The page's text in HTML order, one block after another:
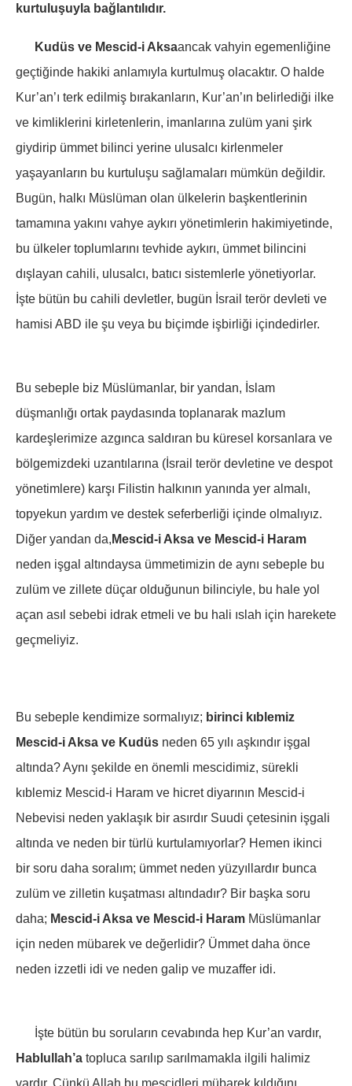
kurtuluşuyla bağlantılıdır.
Kudüs ve Mescid-i Aksaancak vahyin egemenliğine
geçtiğinde hakiki anlamıyla kurtulmuş olacaktır. O halde
Kur’an’ı terk edilmiş bırakanların, Kur’an’ın belirlediği ilke
ve kimliklerini kirletenlerin, imanlarına zulüm yani şirk
giydirip ümmet bilinci yerine ulusalcı kirlenmeler
yaşayanların bu kurtuluşu sağlamaları mümkün değildir.
Bugün, halkı Müslüman olan ülkelerin başkentlerinin
tamamına yakını vahye aykırı yönetimlerin hakimiyetinde,
bu ülkeler toplumlarını tevhide aykırı, ümmet bilincini
dışlayan cahili, ulusalcı, batıcı sistemlerle yönetiyorlar.
İşte bütün bu cahili devletler, bugün İsrail terör devleti ve
hamisi ABD ile şu veya bu biçimde işbirliği içindedirler.
Bu sebeple biz Müslümanlar, bir yandan, İslam
düşmanlığı ortak paydasında toplanarak mazlum
kardeşlerimize azgınca saldıran bu küresel korsanlara ve
bölgemizdeki uzantılarına (İsrail terör devletine ve despot
yönetimlere) karşı Filistin halkının yanında yer almalı,
topyekun yardım ve destek seferberliği içinde olmalıyız.
Diğer yandan da, Mescid-i Aksa ve Mescid-i Haram
neden işgal altındaysa ümmetimizin de aynı sebeple bu
zulüm ve zillete düçar olduğunun bilinciyle, bu hale yol
açan asıl sebebi idrak etmeli ve bu hali ıslah için harekete
geçmeliyiz.
Bu sebeple kendimize sormalıyız; birinci kıblemiz
Mescid-i Aksa ve Kudüs neden 65 yılı aşkındır işgal
altında? Aynı şekilde en önemli mescidimiz, sürekli
kıblemiz Mescid-i Haram ve hicret diyarının Mescid-i
Nebevisi neden yaklaşık bir asırdır Suudi çetesinin işgali
altında ve neden bir türlü kurtulamıyorlar? Hemen ikinci
bir soru daha soralım; ümmet neden yüzyıllardır bunca
zulüm ve zilletin kuşatması altındadır? Bir başka soru
daha; Mescid-i Aksa ve Mescid-i Haram Müslümanlar
için neden mübarek ve değerlidir? Ümmet daha önce
neden izzetli idi ve neden galip ve muzaffer idi.
İşte bütün bu soruların cevabında hep Kur’an vardır,
Hablullah’a topluca sarılıp sarılmamakla ilgili halimiz
vardır. Çünkü Allah bu mescidleri mübarek kıldığını